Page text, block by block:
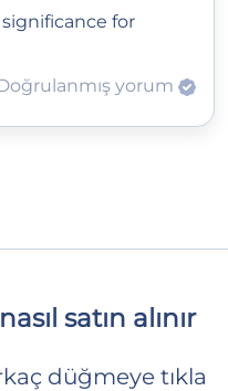
for
yorum
satın alınır
düğmeye tıkla